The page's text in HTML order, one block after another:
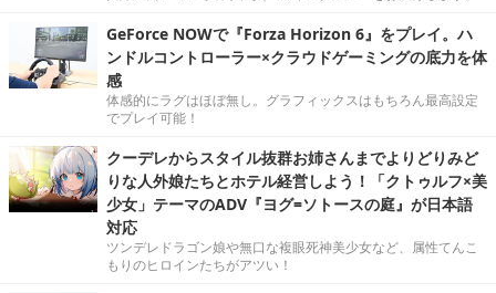
GeForce NOWで『Forza Horizon 6』をプレイ。ハ
ンドルコントローラー×クラウドゲーミングの底力を体
感
体感的にラグはほぼ無し。グラフィックスはもちろん最高設定
でプレイ可能！
クーデレからスタイル抜群お姉さんまでよりどりみど
りな人外娘たちとホテル経営しよう！「クトゥルフ×美
少女」テーマのADV『ヨグ=ソトースの庭』が日本語
対応
ツンデレドラゴン娘や無口な複眼死神美少女など、属性てんこ
もりのヒロインたちがアツい！